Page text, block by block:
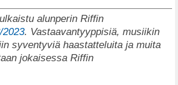
alunperin Riffin
2023. Vastaavantyyppisiä, musiikin
syventyviä haastatteluita ja muita
jokaisessa Riffin